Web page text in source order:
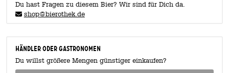
Du hast Fragen zu diesem Bier? Wir sind für Dich da.
shop@bierothek.de
Händler oder Gastronomen
Du willst größere Mengen günstiger einkaufen?